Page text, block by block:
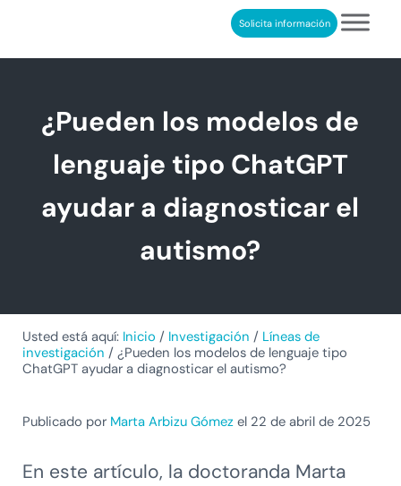
REHABILITACIÓN COGNITIVA PROFESIONALSolicita información
¿Pueden los modelos de
lenguaje tipo ChatGPT
ayudar a diagnosticar el
autismo?
Usted está aquí: Inicio / Investigación / Líneas de
investigación / ¿Pueden los modelos de lenguaje tipo
ChatGPT ayudar a diagnosticar el autismo?
Publicado por Marta Arbizu Gómezel 22 de abril de 2025
En este artículo, la doctoranda Marta